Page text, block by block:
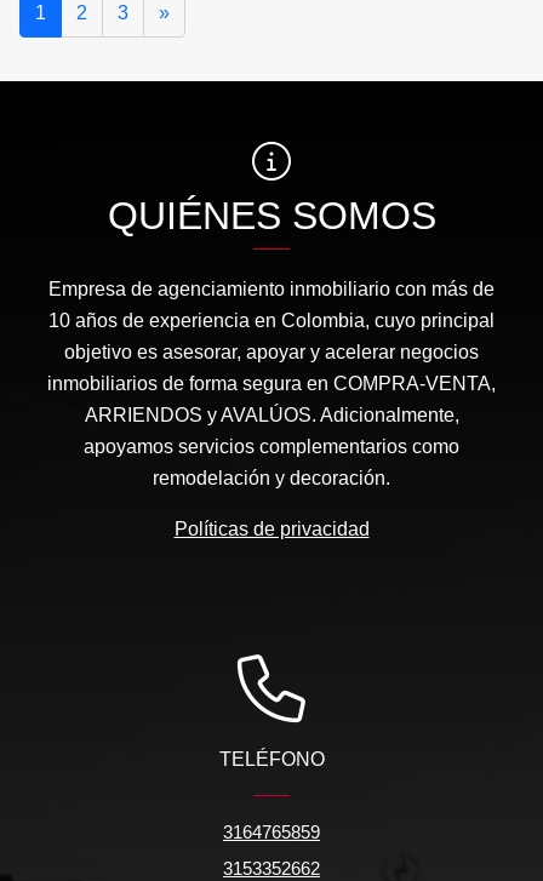
1 2 3 »Siguiente
QUIÉNES SOMOS
Empresa de agenciamiento inmobiliario con más de
10 años de experiencia en Colombia, cuyo principal
objetivo es asesorar, apoyar y acelerar negocios
inmobiliarios de forma segura en COMPRA-VENTA,
ARRIENDOS y AVALÚOS. Adicionalmente,
apoyamos servicios complementarios como
remodelación y decoración.
Políticas de privacidad
TELÉFONO
3164765859
3153352662